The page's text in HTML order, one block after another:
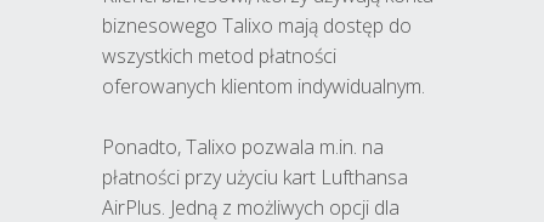
biznesowego Talixo mają dostęp do
wszystkich metod płatności
oferowanych klientom indywidualnym.
Ponadto, Talixo pozwala m.in. na
płatności przy użyciu kart Lufthansa
AirPlus. Jedną z możliwych opcji dla